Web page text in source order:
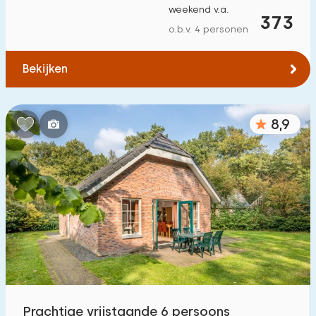
Tot water(max. aantal km):
1 2
Tot openbaar vervoer(max. aantal km):
0,2 0,5 1 2 5
Accommodatie
Niet op vakantiepark 1
373
weekend v.a.
o.b.v. 4 personen
Bekijken
8,9
Prachtige vrijstaande 6 persoons